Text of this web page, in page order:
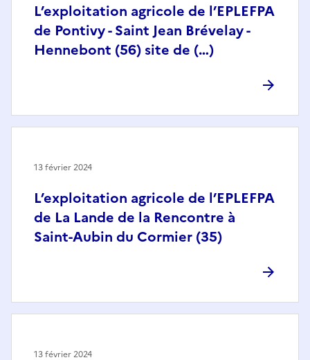
L’exploitation agricole de l’EPLEFPA
de Pontivy - Saint Jean Brévelay -
Hennebont (56) site de (…)
L’exploitation agricole de l’EPLEFPA
de La Lande de la Rencontre à
Saint-Aubin du Cormier (35)
13 février 2024
13 février 2024